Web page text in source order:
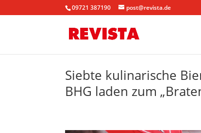
09721 387190 post@revista.de
Siebte kulinarische
BHG laden zum